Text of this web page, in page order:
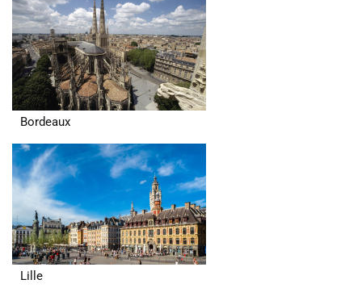
Bordeaux
Lille